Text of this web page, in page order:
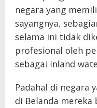
negara yang
sayangnya,
selama ini tidak
profesional oleh
sebagai inland
Padahal di negara
di Belanda